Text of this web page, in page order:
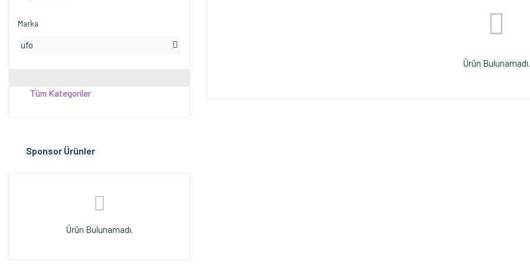
Marka
ufo
Tüm Kategoriler
Sponsor Ürünler
Ürün Bulunamadı.
Ürün Bulunamadı.